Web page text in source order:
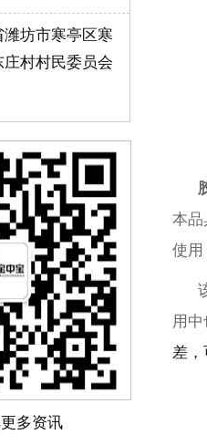
坊市寒亭区寒
村村民委员会
多资讯
本品
使用
用
差，